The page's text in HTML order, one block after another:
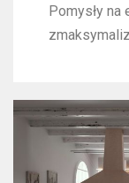
Pomysły